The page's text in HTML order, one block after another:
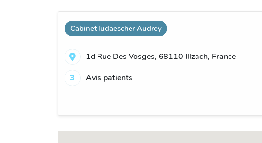
Cabinet ludaescher Audrey
1d Rue Des Vosges, 68110 Illzach, France
3
Avis patients